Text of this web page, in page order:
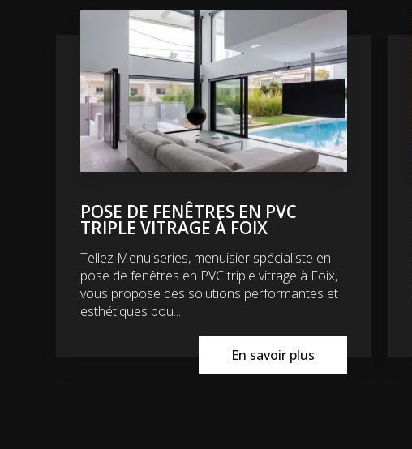
POSE DE FENÊTRES EN PVC
TRIPLE VITRAGE À FOIX
Tellez Menuiseries, menuisier spécialiste en
pose de fenêtres en PVC triple vitrage à Foix,
vous propose des solutions performantes et
esthétiques pou...
En savoir plus